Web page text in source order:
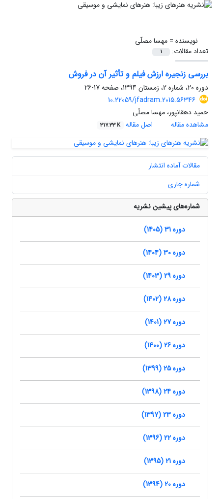
نویسنده =مهسا مصلّی
تعداد مقالات:
1
بررسی زنجیره ارزش فیلم و تأثیر آن در فروش
دوره 20، شماره 2، زمستان 1394، صفحه
17-26
10.22059/jfadram.2015.56346
حمید دهقانپور، مهسا مصلّی
مشاهده مقاله
اصل مقاله 317.33 K
مقالات آماده انتشار
شماره جاری
شماره‌های پیشین نشریه
دوره 31 (1405)
دوره 30 (1404)
دوره 29 (1403)
دوره 28 (1402)
دوره 27 (1401)
دوره 26 (1400)
دوره 25 (1399)
دوره 24 (1398)
دوره 23 (1397)
دوره 22 (1396)
دوره 21 (1395)
دوره 20 (1394)